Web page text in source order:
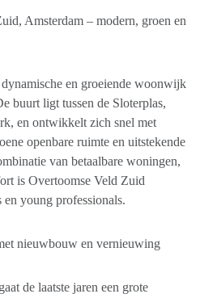
Amsterdam – modern, groen en
en groeiende woonwijk
buurt ligt tussen de Sloterplas,
en ontwikkelt zich snel met
openbare ruimte en uitstekende
van betaalbare woningen,
is Overtoomse Veld Zuid
young professionals.
nieuwbouw en vernieuwing
de laatste jaren een grote